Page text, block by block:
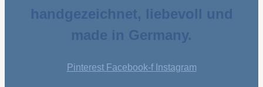
handgezeichnet, liebevoll und
made in Germany.
Pinterest Facebook-f Instagram